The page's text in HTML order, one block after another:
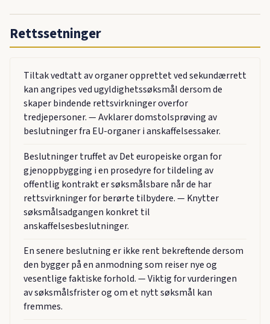
Rettssetninger
Tiltak vedtatt av organer opprettet ved sekundærrett
kan angripes ved ugyldighetssøksmål dersom de
skaper bindende rettsvirkninger overfor
tredjepersoner. — Avklarer domstolsprøving av
beslutninger fra EU-organer i anskaffelsessaker.
Beslutninger truffet av Det europeiske organ for
gjenoppbygging i en prosedyre for tildeling av
offentlig kontrakt er søksmålsbare når de har
rettsvirkninger for berørte tilbydere. — Knytter
søksmålsadgangen konkret til
anskaffelsesbeslutninger.
En senere beslutning er ikke rent bekreftende dersom
den bygger på en anmodning som reiser nye og
vesentlige faktiske forhold. — Viktig for vurderingen
av søksmålsfrister og om et nytt søksmål kan
fremmes.